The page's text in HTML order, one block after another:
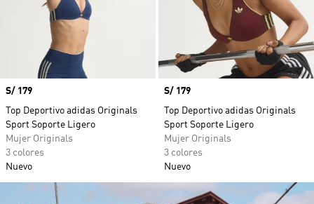
Precio
S/ 179
Top Deportivo adidas Originals
Sport Soporte Ligero
Mujer Originals
3 colores
Nuevo
Precio
S/ 179
Top Deportivo adidas Originals
Sport Soporte Ligero
Mujer Originals
3 colores
Nuevo